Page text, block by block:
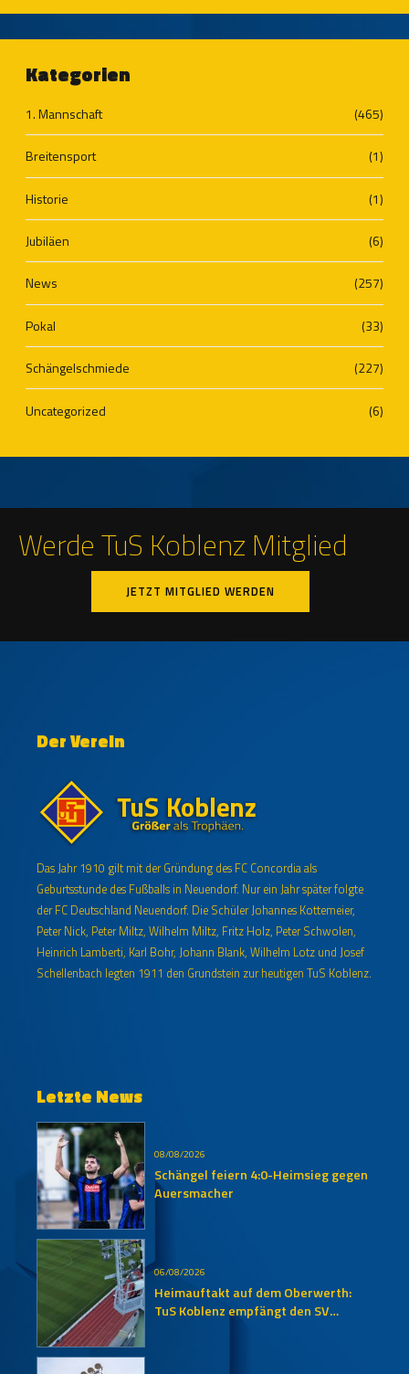
Kategorien
1. Mannschaft (465)
Breitensport (1)
Historie (1)
Jubiläen (6)
News (257)
Pokal (33)
Schängelschmiede (227)
Uncategorized (6)
Werde TuS Koblenz Mitglied
JETZT MITGLIED WERDEN
Der Verein
Das Jahr 1910 gilt mit der Gründung des FC Concordia als
Geburtsstunde des Fußballs in Neuendorf. Nur ein Jahr später folgte
der FC Deutschland Neuendorf. Die Schüler Johannes Kottemeier,
Peter Nick, Peter Miltz, Wilhelm Miltz, Fritz Holz, Peter Schwolen,
Heinrich Lamberti, Karl Bohr, Johann Blank, Wilhelm Lotz und Josef
Schellenbach legten 1911 den Grundstein zur heutigen TuS Koblenz.
Letzte News
08/08/2026
Schängel feiern 4:0-Heimsieg gegen
Auersmacher
06/08/2026
Heimauftakt auf dem Oberwerth:
TuS Koblenz empfängt den SV